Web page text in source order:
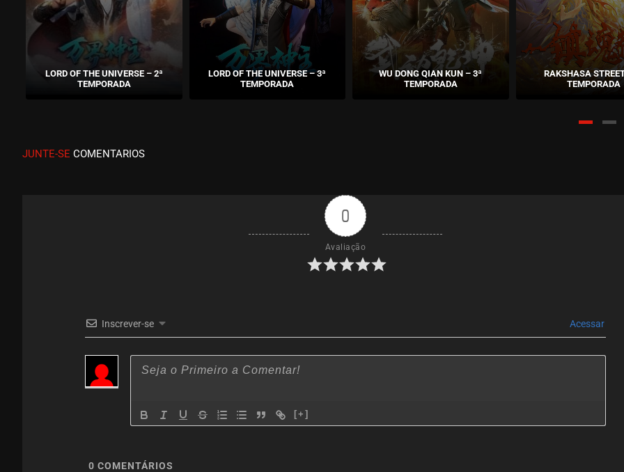
LORD OF THE UNIVERSE – 2ª
TEMPORADA
LORD OF THE UNIVERSE – 3ª
TEMPORADA
WU DONG QIAN KUN – 3ª
TEMPORADA
RAKSHASA
TEMPORADA
JUNTE-SE COMENTARIOS
0
Avaliação
Inscrever-se Acessar
[+]
0 COMENTÁRIOS